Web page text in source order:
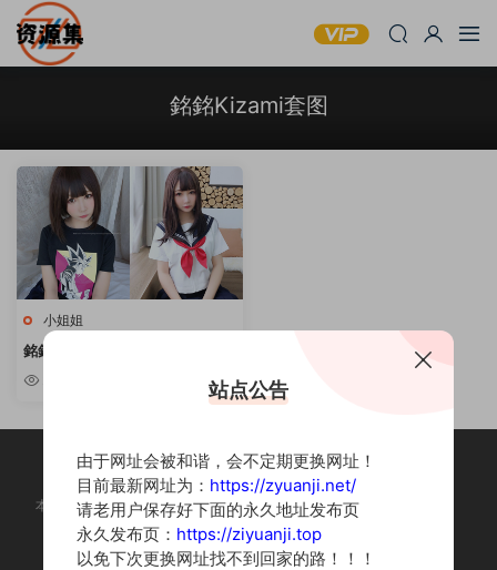
銘銘Kizami套图
小姐姐
銘銘Kizami – 45套合集 [持续更
新]
本站为摄影写真图片网站，内容来自网络收集整理，仅作个人学习使用。
如有违法内容请联系删除
Copyright © 2022 资源集
站点公告
由于网址会被和谐，会不定期更换网址！
目前最新网址为： https://zyuanji.net/
请老用户保存好下面的永久地址发布页
永久发布页： https://ziyuanji.top
以免下次更换网址找不到回家的路！！！